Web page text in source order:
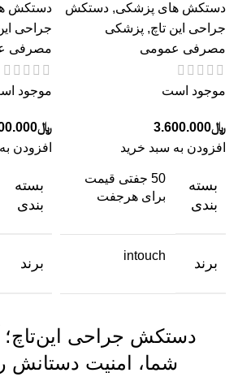
دستکش های پزشکی, دستکش
جراحی این تاچ, پزشکی
مصرفی عمومی
موجود است
﷼3.600.000
افزودن به سبد خرید
بسته
بندی
50 جفتی قیمت
برای هرجفت
برند intouch
دستکش
جراحی
مصرفی
موجود
﷼
افزودن
بسته
بندی
برند
دستکش جراحی این‌تاچ؛
شما، امنیت دستانش